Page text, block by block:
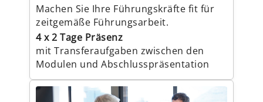
Machen Sie Ihre Führungskräfte fit für
zeitgemäße Führungsarbeit.
4 x 2 Tage Präsenz
mit Transferaufgaben zwischen den
Modulen und Abschlusspräsentation